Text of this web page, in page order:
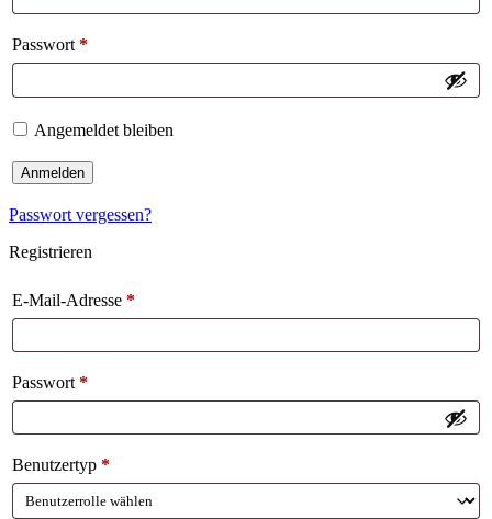
Passwort *
Angemeldet bleiben
Anmelden
Passwort vergessen?
Registrieren
E-Mail-Adresse *
Passwort *
Benutzertyp *